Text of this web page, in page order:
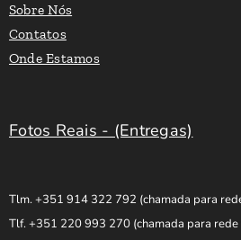
Sobre Nós
Contatos
Onde Estamos
Fotos Reais - (Entregas)
Tlm. +351 914 322 792 (chamada para
Tlf. +351 220 993 270 (chamada para